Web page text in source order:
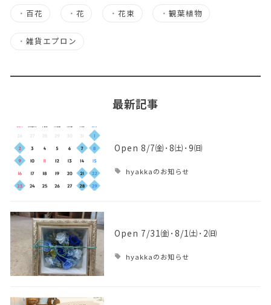
・ 百花 ・花 ・花束 ・ 観葉植物
・ 雑貨エプロン
最新記事
Open 8/7㈮･8㈯･9㈰
hyakkaのお知らせ
Open 7/31㈮･8/1㈯･2㈰
hyakkaのお知らせ